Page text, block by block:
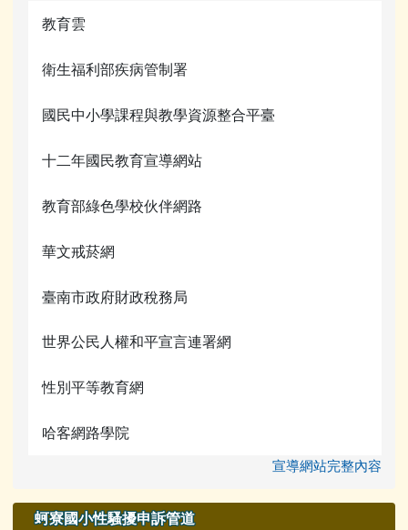
教育雲
衛生福利部疾病管制署
國民中小學課程與教學資源整合平臺
十二年國民教育宣導網站
教育部綠色學校伙伴網路
華文戒菸網
臺南市政府財政稅務局
世界公民人權和平宣言連署網
性別平等教育網
哈客網路學院
宣導網站完整內容
蚵寮國小性騷擾申訴管道